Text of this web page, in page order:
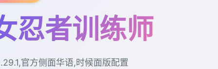
忍者训练师
官方侧面华语,时候面版配置